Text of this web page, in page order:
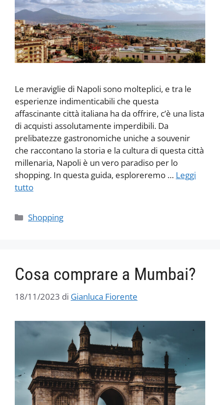
Le meraviglie di Napoli sono molteplici, e tra le
esperienze indimenticabili che questa
affascinante città italiana ha da offrire, c’è una lista
di acquisti assolutamente imperdibili. Da
prelibatezze gastronomiche uniche a souvenir
che raccontano la storia e la cultura di questa città
millenaria, Napoli è un vero paradiso per lo
shopping. In questa guida, esploreremo … Leggi
tutto
Categorie
Shopping
Cosa comprare a Mumbai?
18/11/2023 di Gianluca Fiorente